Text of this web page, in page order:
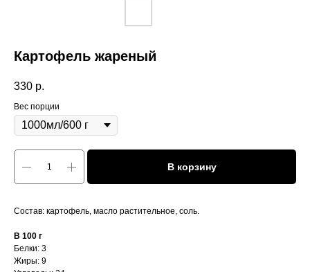
Картофель жареный
330 р.
Вес порции
В корзину
Состав: картофель, масло растительное, соль.
В 100 г
Белки: 3
Жиры: 9